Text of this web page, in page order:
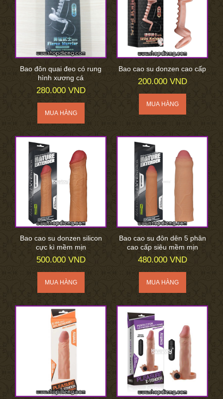
Bao đôn quai đeo có rung
hình xương cá
280.000 VND
Bao cao su donzen cao cấp
200.000 VND
Bao cao su donzen silicon
cực kì mềm mịn
500.000 VND
Bao cao su đôn dên 5 phân
cao cấp siêu mềm mịn
480.000 VND